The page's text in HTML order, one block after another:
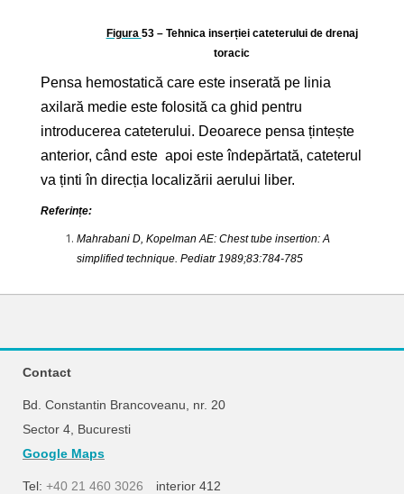
Figura 53– Tehnica inserției cateterului de drenaj
toracic
Pensa hemostatică care este inserată pe linia
axilară medie este folosită ca ghid pentru
introducerea cateterului. Deoarece pensa țintește
anterior, când este apoi este îndepărtată, cateterul
va ținti în direcția localizării aerului liber.
Referințe:
Mahrabani D, Kopelman AE: Chest tube insertion: A
simplified technique. Pediatr 1989;83:784-785
Contact
Bd. Constantin Brancoveanu, nr. 20
Sector 4, Bucuresti
Google Maps
Tel: +40 21 460 3026
interior 412